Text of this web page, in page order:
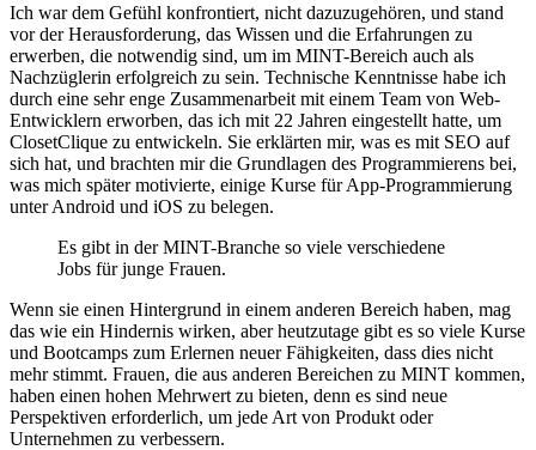
Ich war dem Gefühl konfrontiert, nicht dazuzugehören, und stand
vor der Herausforderung, das Wissen und die Erfahrungen zu
erwerben, die notwendig sind, um im MINT-Bereich auch als
Nachzüglerin erfolgreich zu sein. Technische Kenntnisse habe ich
durch eine sehr enge Zusammenarbeit mit einem Team von Web-
Entwicklern erworben, das ich mit 22 Jahren eingestellt hatte, um
ClosetClique zu entwickeln. Sie erklärten mir, was es mit SEO auf
sich hat, und brachten mir die Grundlagen des Programmierens bei,
was mich später motivierte, einige Kurse für App-Programmierung
unter Android und iOS zu belegen.
Es gibt in der MINT-Branche so viele verschiedene
Jobs für junge Frauen.
Wenn sie einen Hintergrund in einem anderen Bereich haben, mag
das wie ein Hindernis wirken, aber heutzutage gibt es so viele Kurse
und Bootcamps zum Erlernen neuer Fähigkeiten, dass dies nicht
mehr stimmt. Frauen, die aus anderen Bereichen zu MINT kommen,
haben einen hohen Mehrwert zu bieten, denn es sind neue
Perspektiven erforderlich, um jede Art von Produkt oder
Unternehmen zu verbessern.